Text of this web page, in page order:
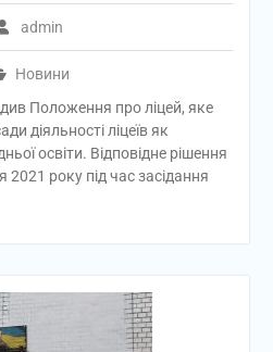
admin
Новини
Положення про ліцей, яке
діяльності ліцеїв як
освіти. Відповідне рішення
року під час засідання